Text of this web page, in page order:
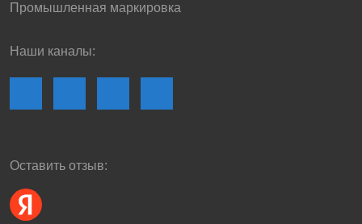
Промышленная маркировка
Наши каналы:
Оставить отзыв: